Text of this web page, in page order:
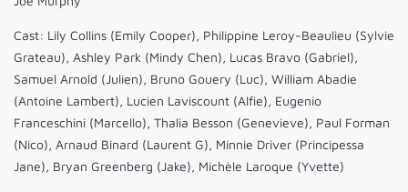
Cast: Lily Collins (Emily Cooper), Philippine Leroy-Beaulieu (Sylvie
Grateau), Ashley Park (Mindy Chen), Lucas Bravo (Gabriel),
Samuel Arnold (Julien), Bruno Gouery (Luc), William Abadie
(Antoine Lambert), Lucien Laviscount (Alfie), Eugenio
Franceschini (Marcello), Thalia Besson (Genevieve), Paul Forman
(Nico), Arnaud Binard (Laurent G), Minnie Driver (Principessa
Jane), Bryan Greenberg (Jake), Michèle Laroque (Yvette)